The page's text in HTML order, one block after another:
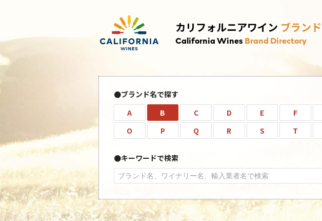
カリフォルニアワイン ブラン
California Wines Brand Directory
ブランド名で探す
A
B C D E F
O
P Q R S T
キーワードで検索